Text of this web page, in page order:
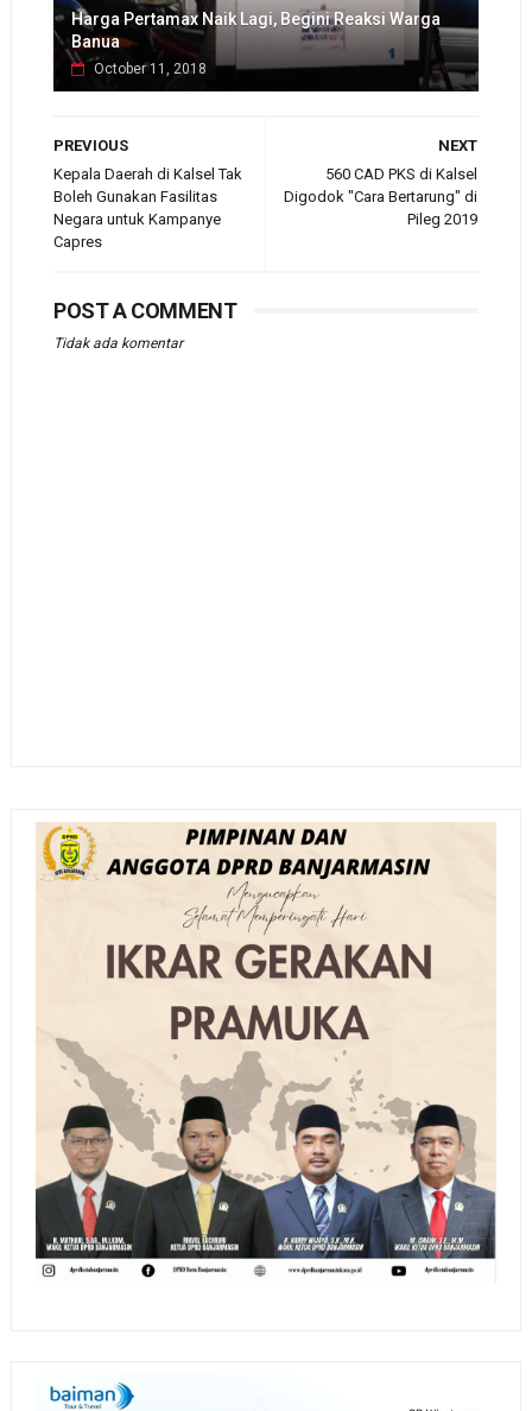
Harga Pertamax Naik Lagi, Begini Reaksi Warga
Banua
October 11, 2018
NEXT
560 CAD PKS di Kalsel
Digodok "Cara Bertarung" di
Pileg 2019
PREVIOUS
Kepala Daerah di Kalsel Tak
Boleh Gunakan Fasilitas
Negara untuk Kampanye
Capres
POST A COMMENT
Tidak ada komentar